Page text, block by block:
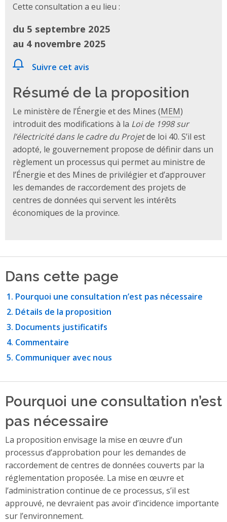
Cette consultation a eu lieu :
du 5 septembre 2025
au 4 novembre 2025
Suivre cet avis
Résumé de la proposition
Le ministère de l’Énergie et des Mines (MEM)
introduit des modifications à la Loi de 1998 sur
l’électricité dans le cadre du Projetde loi 40. S’il est
adopté, le gouvernement propose de définir dans un
règlement un processus qui permet au ministre de
l’Énergie et des Mines de privilégier et d’approuver
les demandes de raccordement des projets de
centres de données qui servent les intérêts
économiques de la province.
Dans cette page
Pourquoi une consultation n’est pas nécessaire
Détails de la proposition
Documents justificatifs
Commentaire
Communiquer avec nous
Pourquoi une consultation n’est
pas nécessaire
La proposition envisage la mise en œuvre d’un
processus d’approbation pour les demandes de
raccordement de centres de données couverts par la
réglementation proposée. La mise en œuvre et
l’administration continue de ce processus, s’il est
approuvé, ne devraient pas avoir d’incidence importante
sur l’environnement.